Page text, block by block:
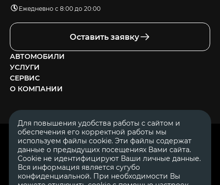
Ежедневно с 8:00 до 20:00
Оставить заявку
АВТОМОБИЛИ
УСЛУГИ
СЕРВИС
О КОМПАНИИ
© 2007—2026 «Диалог Авто» — автосалон. Все права защищены.
Обращаем Ваше внимание на то, что данный Интернет-сайт
носит исключительно информационный характер и ни при
каких условиях не является публичной офертой, определяемой
ОГРН 1111644005153
ИНН 1644062657
Для повышения удобства работы с сайтом и
обеспечения его корректной работы мы
используем файлы cookie. Эти файлы содержат
данные о предыдущих посещениях Вами сайта.
Cookie не идентифицируют Ваши личные данные.
Вся информация является сугубо
конфиденциальной. При необходимости Вы